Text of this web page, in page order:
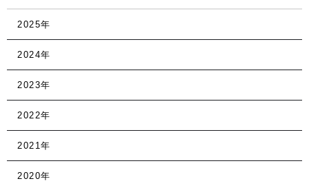
2025年
2024年
2023年
2022年
2021年
2020年